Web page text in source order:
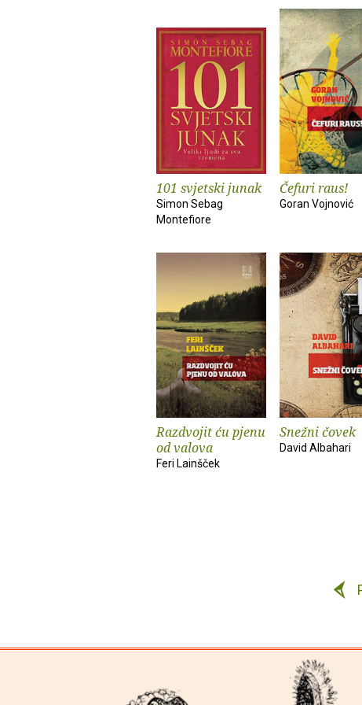
101 svjetski junak
Simon Sebag
Montefiore
Čefuri raus!
Goran Vojnović
Razdvojit ću pjenu
od valova
Feri Lainšček
Snežni čovek
David Albahari